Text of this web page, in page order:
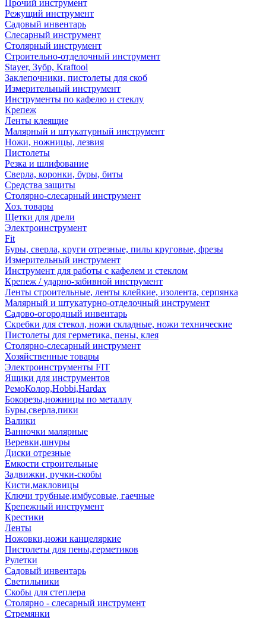
Прочий инструмент
Режущий инструмент
Садовый инвентарь
Слесарный инструмент
Столярный инструмент
Строительно-отделочный инструмент
Stayer, Зубр, Kraftool
Заклепочники, пистолеты для скоб
Измерительный инструмент
Инструменты по кафелю и стеклу
Крепеж
Ленты клеящие
Малярный и штукатурный инструмент
Ножи, ножницы, лезвия
Пистолеты
Резка и шлифование
Сверла, коронки, буры, биты
Средства защиты
Столярно-слесарный инструмент
Хоз. товары
Щетки для дрели
Электроинструмент
Fit
Буры, сверла, круги отрезные, пилы круговые, фрезы
Измерительный инструмент
Инструмент для работы с кафелем и стеклом
Крепеж / ударно-забивной инструмент
Ленты строительные, ленты клейкие, изолента, серпянка
Малярный и штукатурно-отделочный инструмент
Садово-огородный инвентарь
Скребки для стекол, ножи складные, ножи технические
Пистолеты для герметика, пены, клея
Столярно-слесарный инструмент
Хозяйственные товары
Электроинструменты FIT
Ящики для инструментов
РемоКолор,Hobbi,Hardax
Бокорезы,ножницы по металлу
Буры,сверла,пики
Валики
Ванночки малярные
Веревки,шнуры
Диски отрезные
Емкости строительные
Задвижки, ручки-скобы
Кисти,макловицы
Ключи трубные,имбусовые, гаечные
Крепежный инструмент
Крестики
Ленты
Ножовки,ножи канцеляркие
Пистолеты для пены,герметиков
Рулетки
Садовый инвентарь
Светильники
Скобы для степлера
Столярно - слесарный инструмент
Стремянки